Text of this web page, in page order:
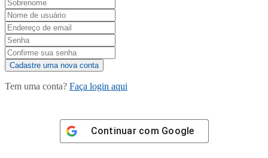
Tem uma conta? Faça login aqui
Continuar com Google